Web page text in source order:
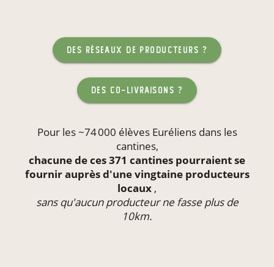
des réseaux de producteurs ?
des co-livraisons ?
Pour les ~74 000 élèves Euréliens dans les
cantines,
chacune de ces 371 cantines pourraient se
fournir auprès d'une vingtaine producteurs
locaux ,
sans qu'aucun producteur ne fasse plus de
10km.